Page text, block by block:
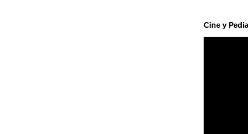
Cine y